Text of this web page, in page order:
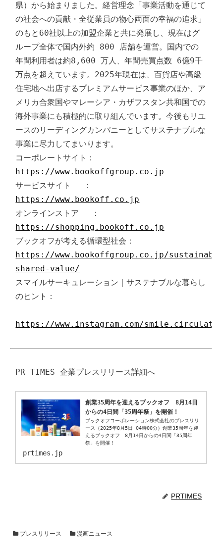
県）から始まりました。経営理念「事業活動を通じて
の社会への貢献・全従業員の物心両面の幸福の追求」
のもと60社以上の加盟企業と共に発展し、現在はグ
ループ全体で国内外約 800 店舗を運営。国内での
年間利用者は約8,600 万人、年間売買点数 6億9千
万点を超えています。2025年現在は、百貨店や高級
住宅地へ出店するプレミアムサービス事業のほか、ア
メリカ合衆国やマレーシア・カザフスタン共和国での
海外事業にも積極的に取り組んでいます。今後もリユ
ースのリーディングカンパニーとしてサステナブルな
事業に尽力してまいります。
コーポレートサイト：
https://www.bookoffgroup.co.jp
サービスサイト 　：
https://www.bookoff.co.jp
オンラインストア 　：
https://shopping.bookoff.co.jp
ブックオフが考える循環型社会：
https://www.bookoffgroup.co.jp/
shared-value/
スマイルサーキュレーション｜サステナブルな暮らし
のヒント：
https://www.instagram.com/
創業35周年を迎えるブックオフ　8月14日
からの4日間「35周年祭」を開催！
ブックオフコーポレーション株式会社のプレスリリ
ース（2025年8月5日 04時00分）創業35周年を迎
えるブックオフ　8月14日からの4日間「35周年
祭」を開催！
prtimes.jp
PRTIMES
プレスリリース 漫画ニュース